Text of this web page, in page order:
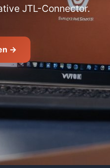
JTL-Connector.
→